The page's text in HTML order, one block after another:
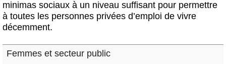
minimas sociaux à un niveau suffisant pour permettre
à toutes les personnes privées d’emploi de vivre
décemment.
Femmes et secteur public